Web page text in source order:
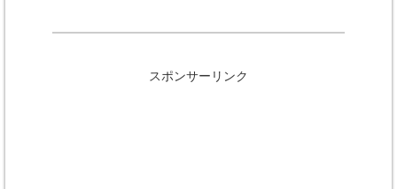
スポンサーリンク